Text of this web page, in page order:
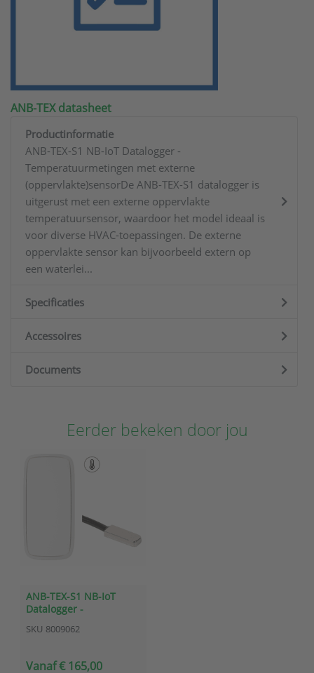
ANB-TEX datasheet
Productinformatie
ANB-TEX-S1 NB-IoT Datalogger -
Temperatuurmetingen met externe
(oppervlakte)sensorDe ANB-TEX-S1 datalogger is
uitgerust met een externe oppervlakte
temperatuursensor, waardoor het model ideaal is
voor diverse HVAC-toepassingen. De externe
oppervlakte sensor kan bijvoorbeeld extern op
een waterlei...
Specificaties
Accessoires
Documents
Eerder bekeken door jou
ANB-TEX-S1 NB-IoT
Datalogger -
met externe
SKU 8009062
Vanaf € 165,00